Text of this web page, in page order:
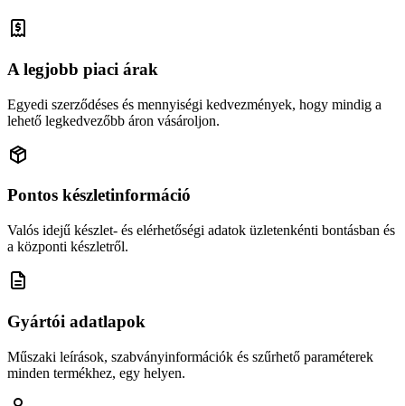
A legjobb piaci árak
Egyedi szerződéses és mennyiségi kedvezmények, hogy mindig a
lehető legkedvezőbb áron vásároljon.
Pontos készletinformáció
Valós idejű készlet- és elérhetőségi adatok üzletenkénti bontásban és
a központi készletről.
Gyártói adatlapok
Műszaki leírások, szabványinformációk és szűrhető paraméterek
minden termékhez, egy helyen.